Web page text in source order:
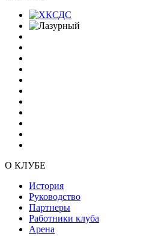
О КЛУБЕ
История
Руководство
Партнеры
Работники клуба
Арена